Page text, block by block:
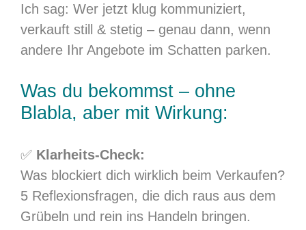
Ich sag: Wer jetzt klug kommuniziert,
verkauft still & stetig – genau dann, wenn
andere Ihr Angebote im Schatten parken.
Was du bekommst – ohne
Blabla, aber mit Wirkung:
✅ Klarheits-Check:
Was blockiert dich wirklich beim Verkaufen?
5 Reflexionsfragen, die dich raus aus dem
Grübeln und rein ins Handeln bringen.